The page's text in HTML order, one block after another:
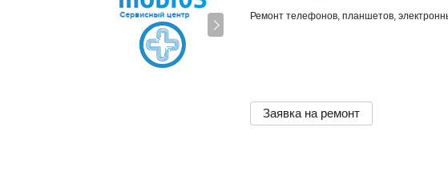
Ремонт телефонов, планшетов,
Заявка на ремонт